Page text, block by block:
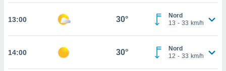
13:00 30°
Nord
13 - 33 km/h
14:00 30°
Nord
12 - 33 km/h